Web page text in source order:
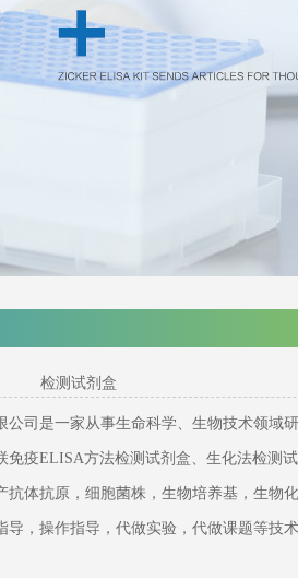
​检测试剂盒
公司是一家从事生命科学、生物技术领域
免疫ELISA方法检测试剂盒、生化法检测
抗体抗原，细胞菌株，生物培养基，生物
导，操作指导，代做实验，代做课题等技